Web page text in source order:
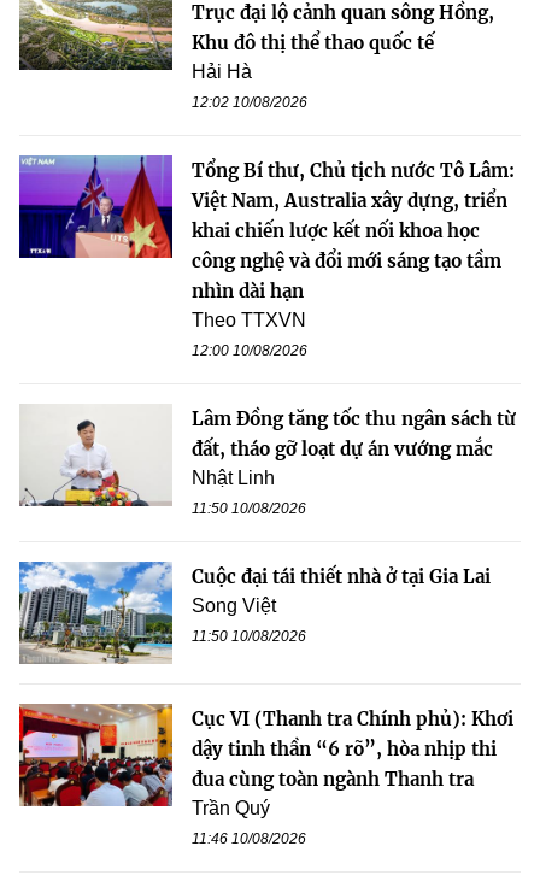
Trục đại lộ cảnh quan sông Hồng,
Khu đô thị thể thao quốc tế
Hải Hà
12:02 10/08/2026
Tổng Bí thư, Chủ tịch nước Tô Lâm:
Việt Nam, Australia xây dựng, triển
khai chiến lược kết nối khoa học
công nghệ và đổi mới sáng tạo tầm
nhìn dài hạn
Theo TTXVN
12:00 10/08/2026
Lâm Đồng tăng tốc thu ngân sách từ
đất, tháo gỡ loạt dự án vướng mắc
Nhật Linh
11:50 10/08/2026
Cuộc đại tái thiết nhà ở tại Gia Lai
Song Việt
11:50 10/08/2026
Cục VI (Thanh tra Chính phủ): Khơi
dậy tinh thần “6 rõ”, hòa nhịp thi
đua cùng toàn ngành Thanh tra
Trần Quý
11:46 10/08/2026